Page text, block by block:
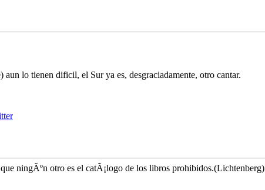
lo tienen dificil, el Sur ya es, desgraciadamente, otro cantar.
ningÃºn otro es el catÃ¡logo de los libros prohibidos.(Lichtenberg)